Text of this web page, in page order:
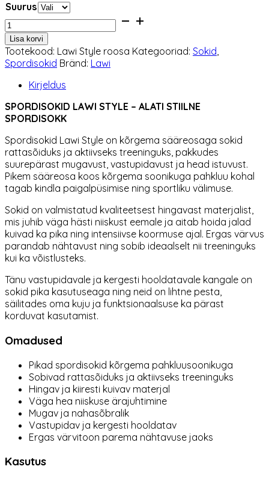
Suurus
Spordisokid
Lawi
Style
roosa
kogus
Lisa korvi
Tootekood: Lawi Style roosa Kategooriad: Sokid,
Spordisokid Bränd: Lawi
Kirjeldus
SPORDISOKID LAWI STYLE – ALATI STIILNE
SPORDISOKK
Spordisokid Lawi Style on kõrgema sääreosaga sokid
rattasõiduks ja aktiivseks treeninguks, pakkudes
suurepärast mugavust, vastupidavust ja head istuvust.
Pikem sääreosa koos kõrgema soonikuga pahkluu kohal
tagab kindla paigalpüsimise ning sportliku välimuse.
Sokid on valmistatud kvaliteetsest hingavast materjalist,
mis juhib väga hästi niiskust eemale ja aitab hoida jalad
kuivad ka pika ning intensiivse koormuse ajal. Ergas värvus
parandab nähtavust ning sobib ideaalselt nii treeninguks
kui ka võistlusteks.
Tänu vastupidavale ja kergesti hooldatavale kangale on
sokid pika kasutuseaga ning neid on lihtne pesta,
säilitades oma kuju ja funktsionaalsuse ka pärast
korduvat kasutamist.
Omadused
Pikad spordisokid kõrgema pahkluusoonikuga
Sobivad rattasõiduks ja aktiivseks treeninguks
Hingav ja kiiresti kuivav materjal
Väga hea niiskuse ärajuhtimine
Mugav ja nahasõbralik
Vastupidav ja kergesti hooldatav
Ergas värvitoon parema nähtavuse jaoks
Kasutus